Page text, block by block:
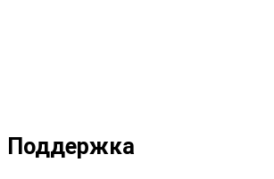
Поддержка